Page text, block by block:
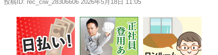
投稿ID: rec_ciw_28306606 2026年5月18日 11:05